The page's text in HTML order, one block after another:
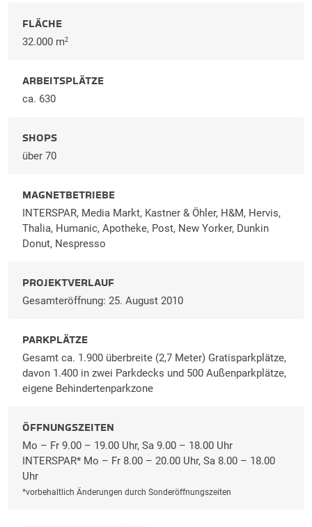
FLÄCHE
32.000 m2
ARBEITSPLÄTZE
ca. 630
SHOPS
über 70
MAGNETBETRIEBE
INTERSPAR, Media Markt, Kastner & Öhler, H&M, Hervis,
Thalia, Humanic, Apotheke, Post, New Yorker, Dunkin
Donut, Nespresso
PROJEKTVERLAUF
Gesamteröffnung: 25. August 2010
PARKPLÄTZE
Gesamt ca. 1.900 überbreite (2,7 Meter) Gratisparkplätze,
davon 1.400 in zwei Parkdecks und 500 Außenparkplätze,
eigene Behindertenparkzone
ÖFFNUNGSZEITEN
Mo – Fr 9.00 – 19.00 Uhr, Sa 9.00 – 18.00 Uhr
INTERSPAR* Mo – Fr 8.00 – 20.00 Uhr, Sa 8.00 – 18.00
Uhr
*vorbehaltlich Änderungen durch Sonderöffnungszeiten